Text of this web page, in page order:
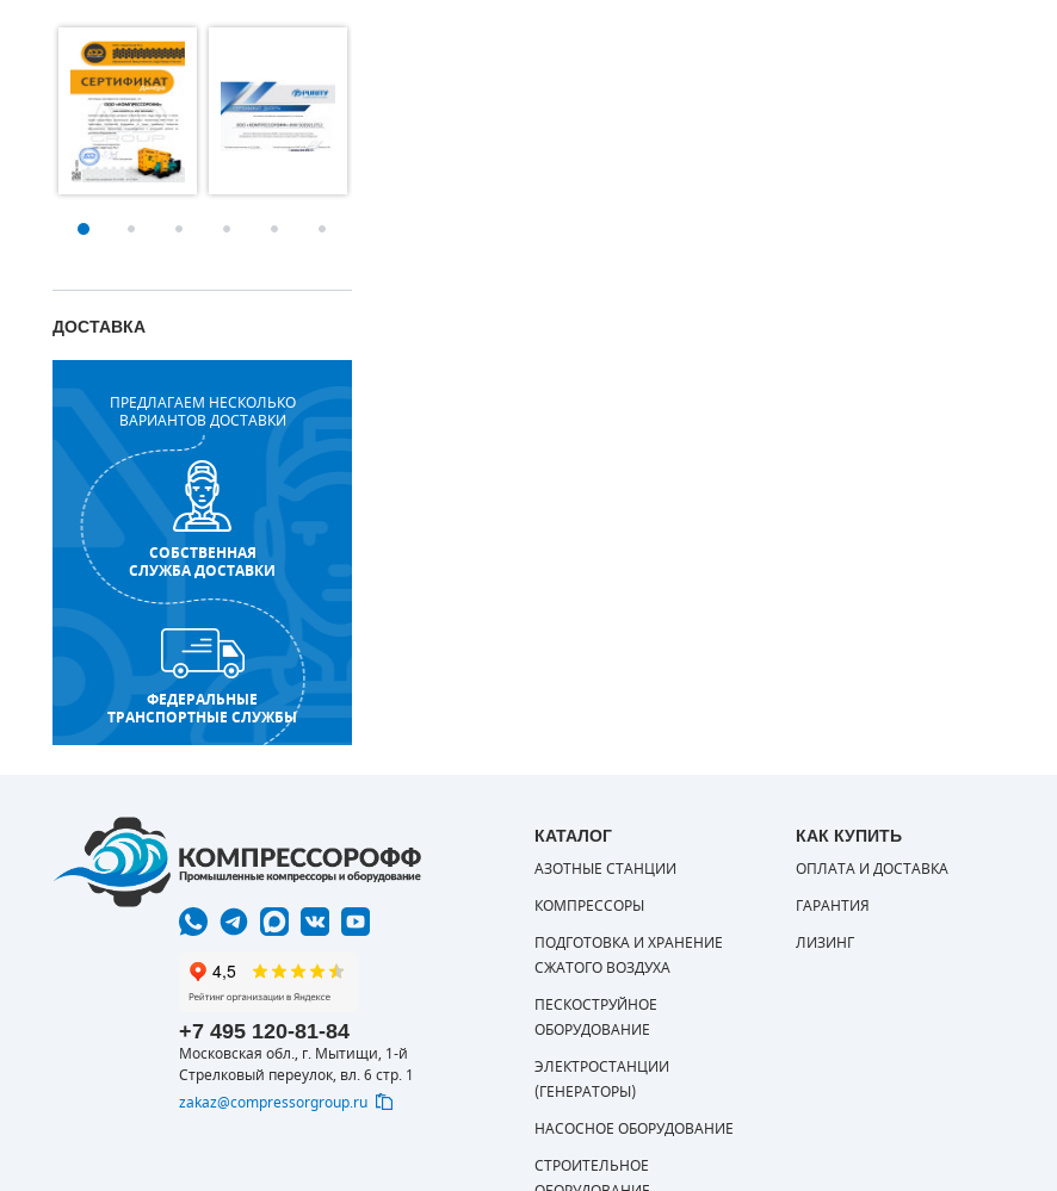
ДОСТАВКА
ПРЕДЛАГАЕМ НЕСКОЛЬКО
ВАРИАНТОВ ДОСТАВКИ
СОБСТВЕННАЯ
СЛУЖБА ДОСТАВКИ
ФЕДЕРАЛЬНЫЕ
ТРАНСПОРТНЫЕ СЛУЖБЫ
+7 495 120-81-84
Московская обл., г. Мытищи, 1-й
Стрелковый переулок, вл. 6 стр. 1
zakaz@compressorgroup.ru
КАТАЛОГ
АЗОТНЫЕ СТАНЦИИ
КОМПРЕССОРЫ
ПОДГОТОВКА И ХРАНЕНИЕ
СЖАТОГО ВОЗДУХА
ПЕСКОСТРУЙНОЕ
ОБОРУДОВАНИЕ
ЭЛЕКТРОСТАНЦИИ
(ГЕНЕРАТОРЫ)
НАСОСНОЕ ОБОРУДОВАНИЕ
СТРОИТЕЛЬНОЕ
КАК КУПИТЬ
ОПЛАТА И ДОСТАВКА
ГАРАНТИЯ
ЛИЗИНГ